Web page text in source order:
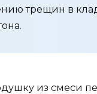
трещин в
из смеси